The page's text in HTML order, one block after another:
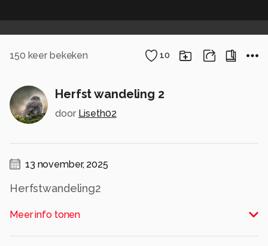
150 keer bekeken 10
Herfst wandeling 2
door Liseth02
13 november, 2025
Herfstwandeling2
Alle rechten voorbehouden
Meer info tonen